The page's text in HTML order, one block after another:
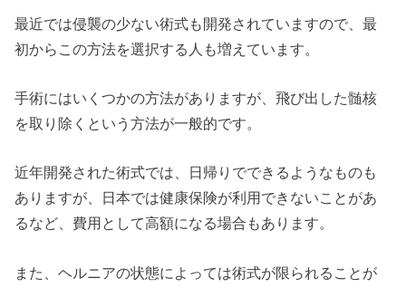
最近では侵襲の少ない術式も開発されていますので、最
初からこの方法を選択する人も増えています。
手術にはいくつかの方法がありますが、飛び出した髄核
を取り除くという方法が一般的です。
近年開発された術式では、日帰りでできるようなものも
ありますが、日本では健康保険が利用できないことがあ
るなど、費用として高額になる場合もあります。
また、ヘルニアの状態によっては術式が限られることが